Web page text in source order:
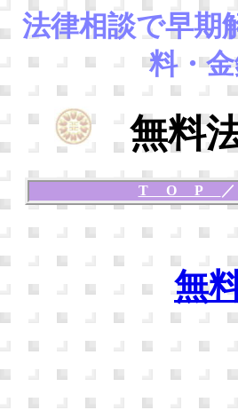
法律相談で早期
料・
無料
TOP
無